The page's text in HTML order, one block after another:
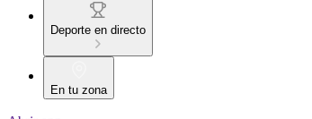
Deporte en directo
En tu zona